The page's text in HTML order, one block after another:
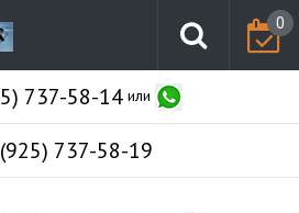
0
737-58-14или
737-58-19